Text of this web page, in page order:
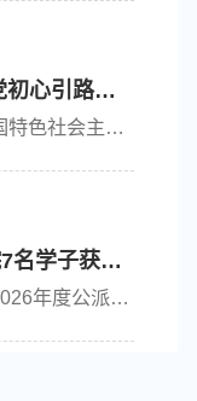
身专业背
了一批优秀
层党组织。
济大学优秀
济大学优秀党
得同济大学先
产党员朱雪
心引路人​
、入党介绍
特色社会主义
力，夯实基
识产权学院
人专题培训
卫主持，研究
经验，学院6
名学子获顶
年度公派留